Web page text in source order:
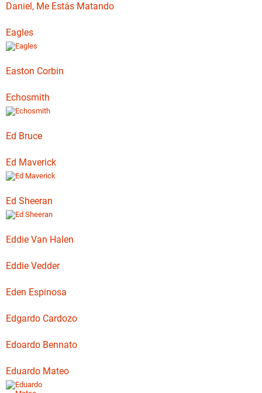
Daniel, Me Estás Matando
Eagles
Easton Corbin
Echosmith
Ed Bruce
Ed Maverick
Ed Sheeran
Eddie Van Halen
Eddie Vedder
Eden Espinosa
Edgardo Cardozo
Edoardo Bennato
Eduardo Mateo